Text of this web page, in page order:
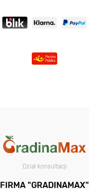
Dział konsultacji
FIRMA "GRADINAMAX"